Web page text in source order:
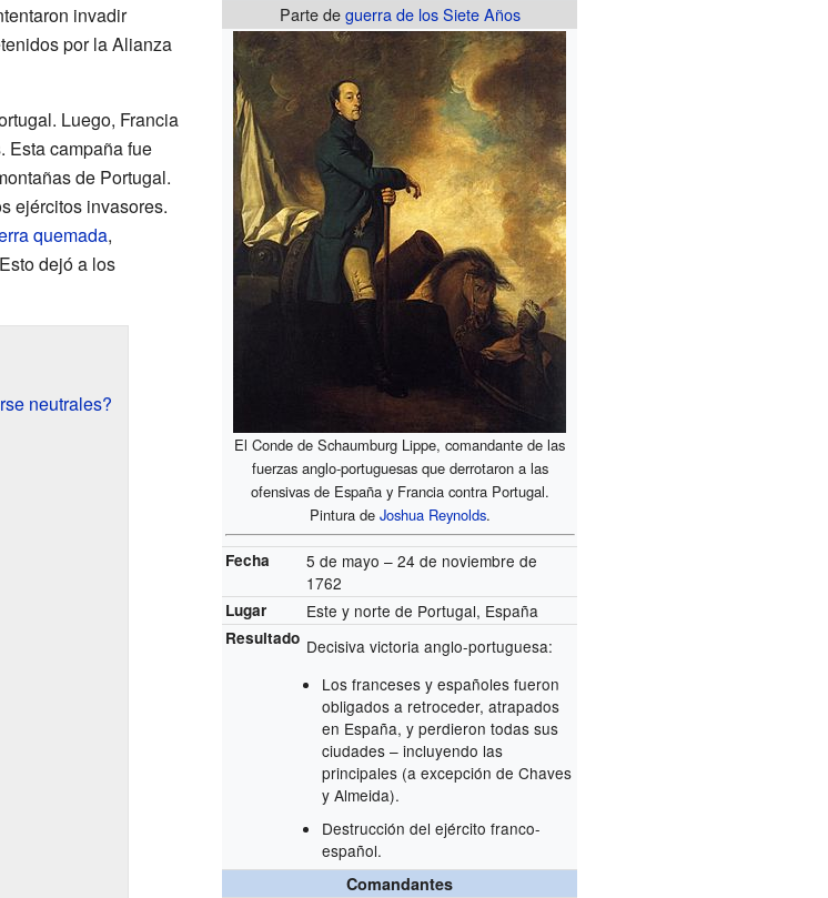
Parte deguerra de los Siete Años
El Conde de Schaumburg Lippe, comandante de las
fuerzas anglo-portuguesas que derrotaron a las
ofensivas de España y Francia contra Portugal.
Pintura de Joshua Reynolds.
Fecha
5 de mayo – 24 de noviembre de
1762
Lugar Este y norte de Portugal, España
Resultado Decisiva victoria anglo-portuguesa:
Los franceses y españoles fueron
obligados a retroceder, atrapados
en España, y perdieron todas sus
ciudades – incluyendo las
principales (a excepción de Chaves
y Almeida).
Destrucción del ejército franco-
español.
Comandantes
invadir
por la Alianza
Luego, Francia
Esta campaña fue
de Portugal.
ejércitos invasores.
quemada,
dejó a los
neutrales?